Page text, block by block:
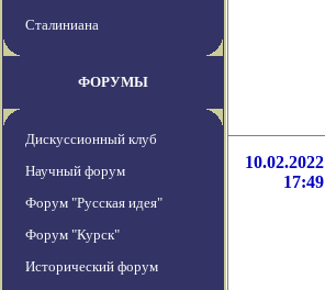
Сталиниана
ФОРУМЫ
Дискуссионный клуб
Научный форум
Форум "Русская идея"
Форум "Курск"
Исторический форум
10.02.2022
17:49